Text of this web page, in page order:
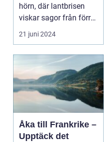
hörn, där lantbrisen
viskar sagor från förr
och nutidens stilla gå...
21 juni 2024
Åka till Frankrike –
Upptäck det